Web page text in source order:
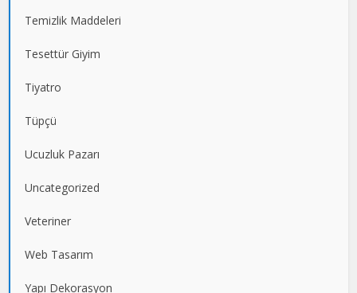
Temizlik Maddeleri
Tesettür Giyim
Tiyatro
Tüpçü
Ucuzluk Pazarı
Uncategorized
Veteriner
Web Tasarım
Yapı Dekorasyon